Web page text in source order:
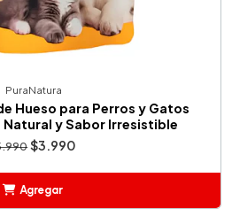
PuraNatura
Hueso para Perros y Gatos
y Sabor Irresistible
$3.990
Agregar